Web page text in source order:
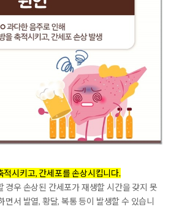
적시키고, 간세포를 손상시킵니다.
경우 손상된 간세포가 재생할 시간을 갖지 못
면서 발열, 황달, 복통 등이 발생할 수 있습니